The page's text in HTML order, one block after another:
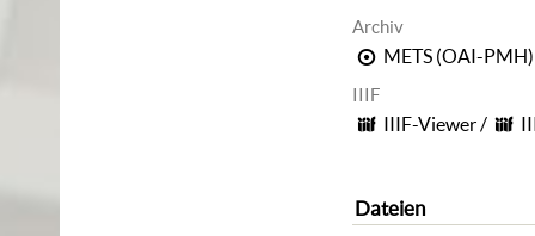
Archiv
METS (OAI-PMH)
IIIF
IIIF-Viewer/
Dateien